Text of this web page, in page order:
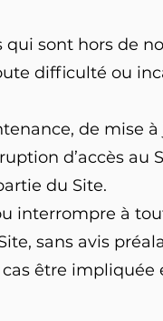
sont hors de
difficulté ou
de mise
d’accès au
du Site.
interrompre à
sans avis
être impliquée